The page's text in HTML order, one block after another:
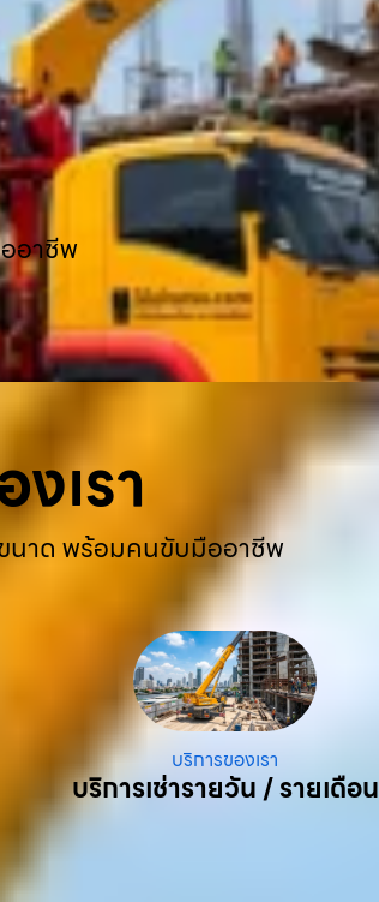
อาชีพ
เรา
ขนาด พร้อมคนขับมืออาชีพ
บริการของเรา
บริการเช่ารายวัน / รายเดือน